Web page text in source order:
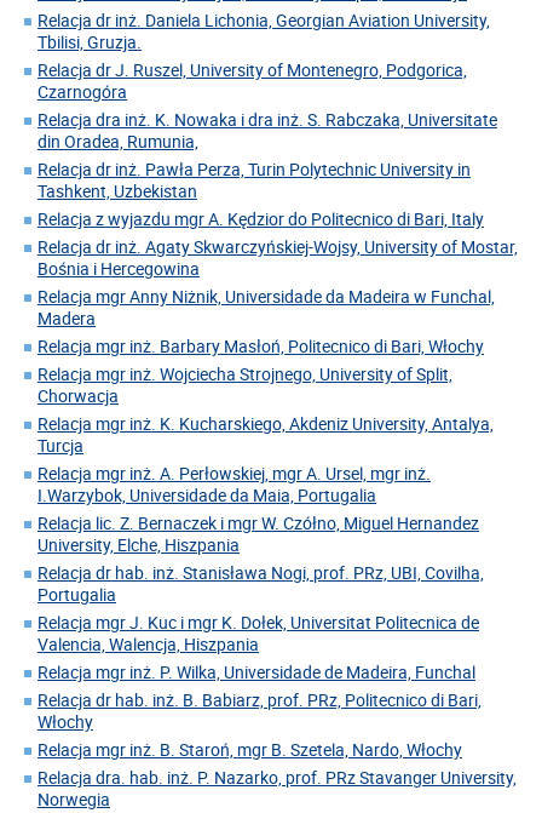
Relacja dr inż. Daniela Lichonia, Georgian Aviation University,
Tbilisi, Gruzja.
Relacja dr J. Ruszel, University of Montenegro, Podgorica,
Czarnogóra
Relacja dra inż. K. Nowaka i dra inż. S. Rabczaka, Universitate
din Oradea, Rumunia,
Relacja dr inż. Pawła Perza, Turin Polytechnic University in
Tashkent, Uzbekistan
Relacja z wyjazdu mgr A. Kędzior do Politecnico di Bari, Italy
Relacja dr inż. Agaty Skwarczyńskiej-Wojsy, University of Mostar,
Bośnia i Hercegowina
Relacja mgr Anny Niżnik, Universidade da Madeira w Funchal,
Madera
Relacja mgr inż. Barbary Masłoń, Politecnico di Bari, Włochy
Relacja mgr inż. Wojciecha Strojnego, University of Split,
Chorwacja
Relacja mgr inż. K. Kucharskiego, Akdeniz University, Antalya,
Turcja
Relacja mgr inż. A. Perłowskiej, mgr A. Ursel, mgr inż.
I.Warzybok, Universidade da Maia, Portugalia
Relacja lic. Z. Bernaczek i mgr W. Czółno, Miguel Hernandez
University, Elche, Hiszpania
Relacja dr hab. inż. Stanisława Nogi, prof. PRz, UBI, Covilha,
Portugalia
Relacja mgr J. Kuc i mgr K. Dołek, Universitat Politecnica de
Valencia, Walencja, Hiszpania
Relacja mgr inż. P. Wilka, Universidade de Madeira, Funchal
Relacja dr hab. inż. B. Babiarz, prof. PRz, Politecnico di Bari,
Włochy
Relacja mgr inż. B. Staroń, mgr B. Szetela, Nardo, Włochy
Relacja dra. hab. inż. P. Nazarko, prof. PRz Stavanger University,
Norwegia